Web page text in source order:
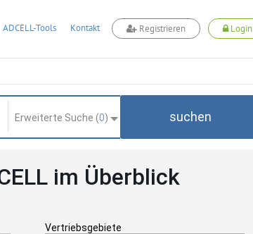
ADCELL-Tools Kontakt Registrieren Login
Erweiterte Suche (0) suchen
im Überblick
Vertriebsgebiete